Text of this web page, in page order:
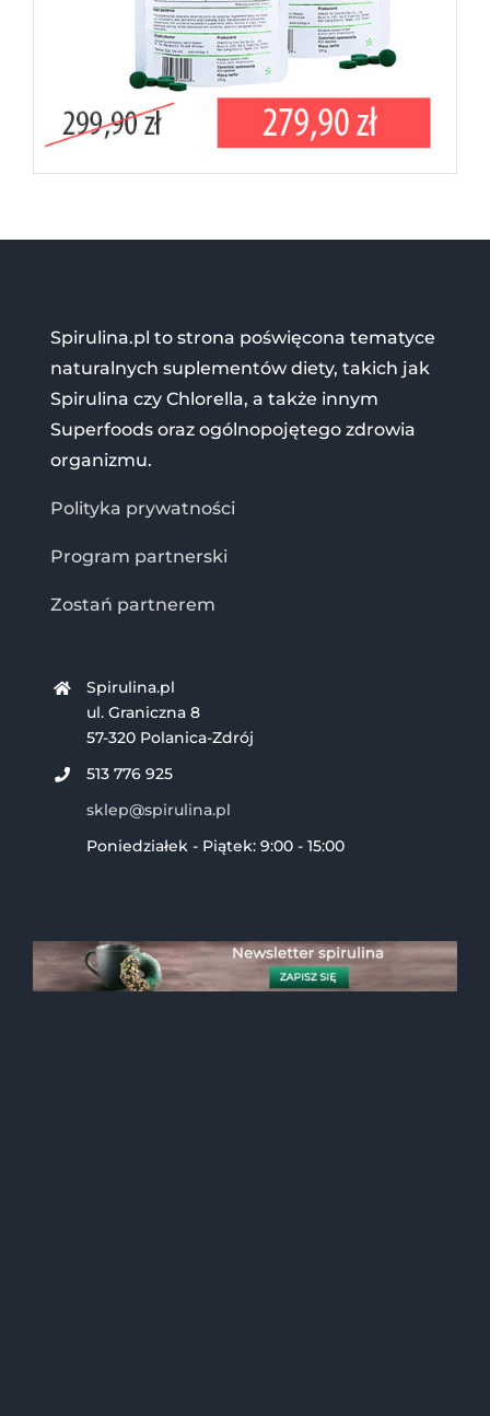
Spirulina.pl to strona poświęcona tematyce
naturalnych suplementów diety, takich jak
Spirulina czy Chlorella, a także innym
Superfoods oraz ogólnopojętego zdrowia
organizmu.
Polityka prywatności
Program partnerski
Zostań partnerem
Spirulina.pl
ul. Graniczna 8
57-320 Polanica-Zdrój
513 776 925
sklep@spirulina.pl
Poniedziałek - Piątek: 9:00 - 15:00